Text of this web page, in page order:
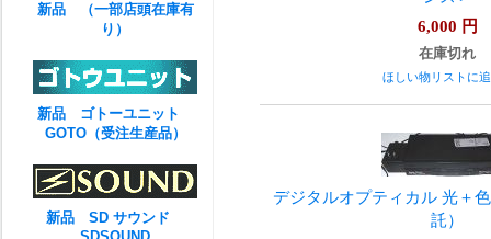
6,000 円
在庫切れ
ほしい物リストに
デジタルオプティカル 光＋
託）
新品 （一部店頭在庫有
り）
新品 ゴトーユニット
GOTO（受注生産品）
新品 SD サウンド